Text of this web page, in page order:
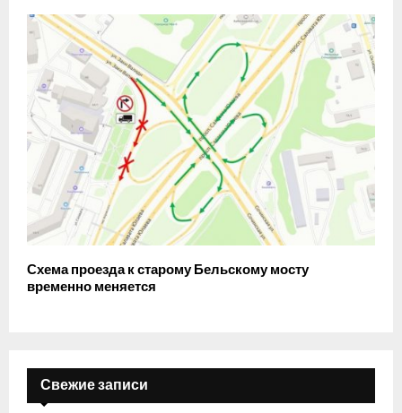
Схема проезда к старому Бельскому мосту
временно меняется
Свежие записи